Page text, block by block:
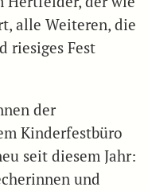
alle Weiteren, die
riesiges Fest
der
Kinderfestbüro
seit diesem Jahr:
und